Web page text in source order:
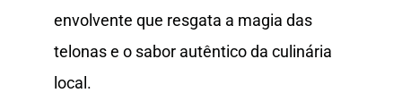
envolvente que resgata a magia das
telonas e o sabor autêntico da culinária
local.